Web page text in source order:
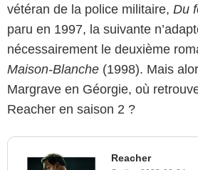
vétéran de la police militaire, Du
paru en 1997, la suivante
nécessairement le deuxième
Maison-Blanche (1998). Mais
Margrave en Géorgie, où
Reacher en saison 2 ?
Reacher